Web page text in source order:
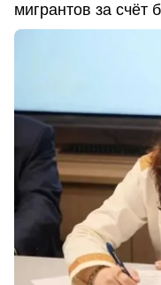
мигрантов за счёт